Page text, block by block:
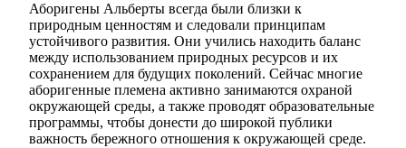
Аборигены Альберты всегда были близки к
природным ценностям и следовали принципам
устойчивого развития. Они учились находить баланс
между использованием природных ресурсов и их
сохранением для будущих поколений. Сейчас многие
аборигенные племена активно занимаются охраной
окружающей среды, а также проводят образовательные
программы, чтобы донести до широкой публики
важность бережного отношения к окружающей среде.